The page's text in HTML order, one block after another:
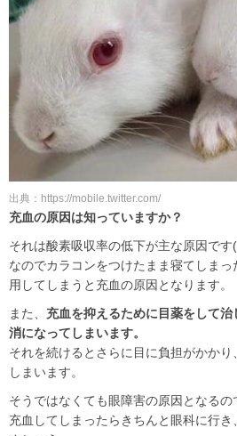
出典：https://mobile.twitter.com/
充血の原因は知っていますか？
それは酸素吸収率の低下が主な原因です
なのでカラコンをつけたまま寝てしま
用してしまうと充血の原因となります。
また、 充血を抑えるために目薬をして
消になってしまいます。
それを続けるとさらに目に負担がかか
しまいます。
そうではなくても眼障害の原因となるの
充血してしまったらきちんと眼科に行き